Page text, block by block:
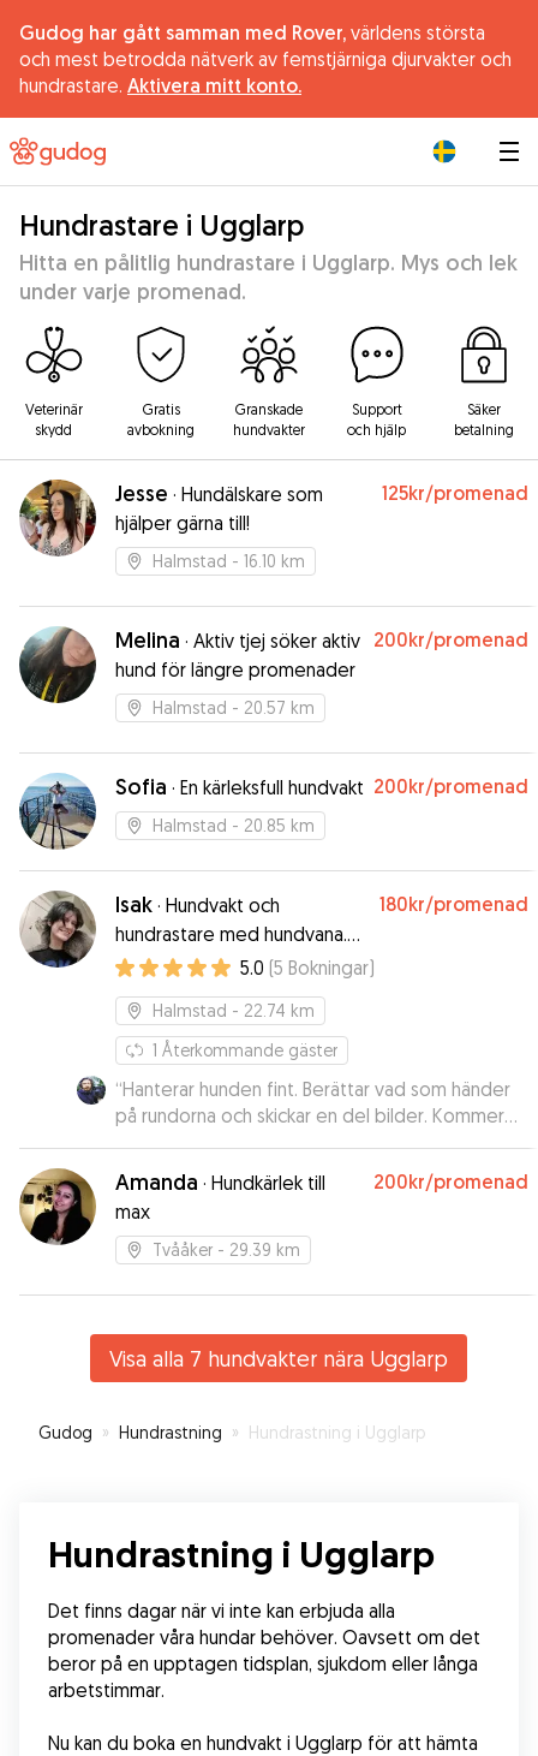
Gudog har gått samman med Rover, världens största
och mest betrodda nätverk av femstjärniga djurvakter och
hundrastare. Aktivera mitt konto.
Hundrastare i Ugglarp
Hitta en pålitlig hundrastare i Ugglarp. Mys och lek
under varje promenad.
Veterinär
skydd
Gratis
avbokning
Granskade
hundvakter
Support
och hjälp
Säker
betalning
Jesse · Hundälskare som
hjälper gärna till!
125kr/promenad
Halmstad - 16.10 km
Melina · Aktiv tjej söker aktiv
hund för längre promenader
200kr/promenad
Halmstad - 20.57 km
Sofia · En kärleksfull hundvakt 200kr/promenad
Halmstad - 20.85 km
Isak · Hundvakt och
hundrastare med hundvana.
Går på högskolan och har
mycket tid.
180kr/promenad
5.0 (5 Bokningar)
Halmstad - 22.74 km
1 Återkommande gäster
“Hanterar hunden fint. Berättar vad som händer
på rundorna och skickar en del bilder. Kommer
fortsätta boka Tova.”
Amanda · Hundkärlek till
max
200kr/promenad
Tvååker - 29.39 km
Visa alla 7 hundvakter nära Ugglarp
Gudog » Hundrastning » Hundrastning i Ugglarp
Hundrastning i Ugglarp
Det finns dagar när vi inte kan erbjuda alla
promenader våra hundar behöver. Oavsett om det
beror på en upptagen tidsplan, sjukdom eller långa
arbetstimmar.
Nu kan du boka en hundvakt i Ugglarp för att hämta